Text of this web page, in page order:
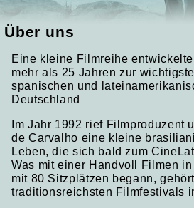
Über uns
Eine kleine Filmreihe
mehr als 25 Jahren zur
spanischen und
Deutschland
Im Jahr 1992 rief Filmproduzent
de Carvalho eine kleine
Leben, die sich bald zum
Was mit einer Handvoll Filmen
mit 80 Sitzplätzen begann,
traditionsreichsten Filmfestivals